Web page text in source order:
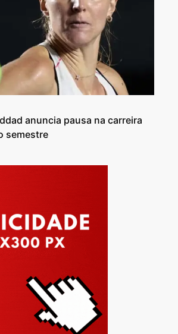
anuncia pausa na carreira
semestre